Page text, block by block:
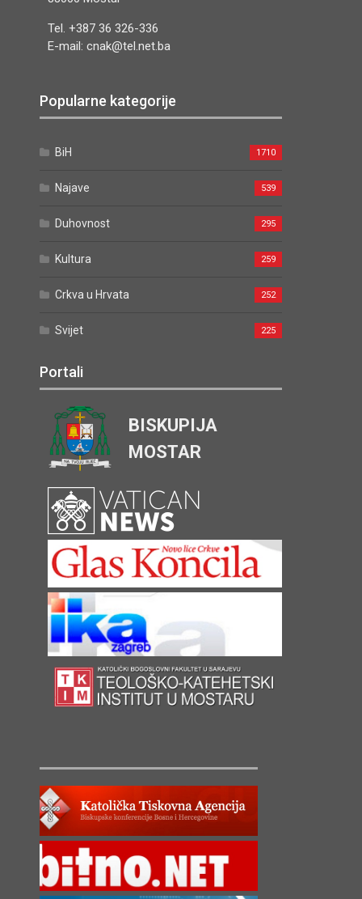
Tel. +387 36 326-336
E-mail: cnak@tel.net.ba
Popularne kategorije
BiH 1710
Najave 539
Duhovnost 295
Kultura 259
Crkva u Hrvata 252
Svijet 225
Portali
BISKUPIJA
MOSTAR